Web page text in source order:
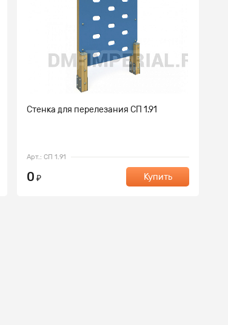
Стенка для перелезания СП 1.91
Арт.: СП 1.91
0 ₽ Купить